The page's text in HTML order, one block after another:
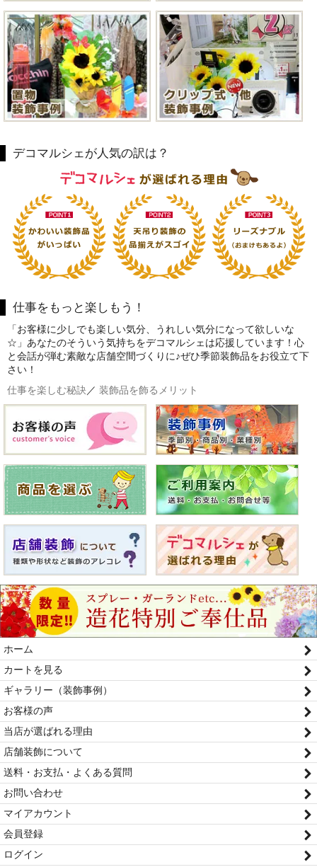
デコマルシェが人気の訳は？
仕事をもっと楽しもう！
「お客様に少しでも楽しい気分、うれしい気分になって欲しいな
☆」あなたのそういう気持ちをデコマルシェは応援しています！心
と会話が弾む素敵な店舗空間づくりに♪ぜひ季節装飾品をお役立て下
さい！
仕事を楽しむ秘訣／ 装飾品を飾るメリット
ホーム
カートを見る
ギャラリー（装飾事例）
お客様の声
当店が選ばれる理由
店舗装飾について
送料・お支払・よくある質問
お問い合わせ
マイアカウント
会員登録
ログイン